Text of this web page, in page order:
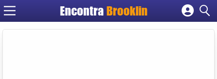
Encontra Brooklin
Cadastrar empresa